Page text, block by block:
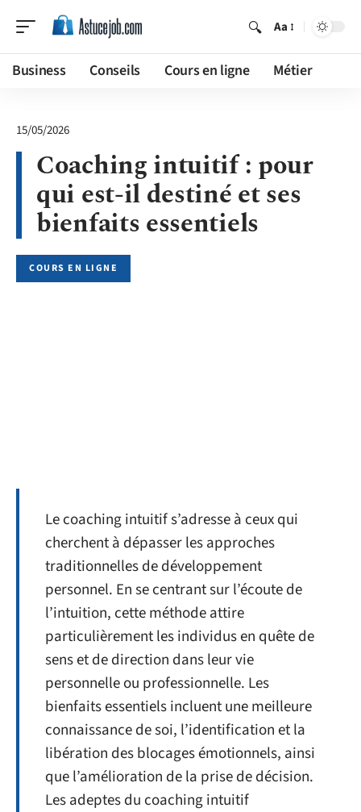
Aa
Business Conseils Cours en ligne Métier
15/05/2026
Coaching intuitif : pour
qui est-il destiné et ses
bienfaits essentiels
COURS EN LIGNE
Le coaching intuitif s’adresse à ceux qui
cherchent à dépasser les approches
traditionnelles de développement
personnel. En se centrant sur l’écoute de
l’intuition, cette méthode attire
particulièrement les individus en quête de
sens et de direction dans leur vie
personnelle ou professionnelle. Les
bienfaits essentiels incluent une meilleure
connaissance de soi, l’identification et la
libération des blocages émotionnels, ainsi
que l’amélioration de la prise de décision.
Les adeptes du coaching intuitif